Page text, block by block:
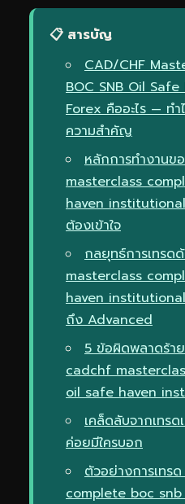
📋 สารบัญ
CAD/CHF
BOC SNB Oil
Forex คืออะไร — ท
ความสำคัญ
หลักการทำงาน
masterclass
haven
ต้องเข้าใจ
กลยุทธ์การเทร
masterclass
haven
ถึง Advanced
5 ข้อผิดพลาดร้าย
cadchf
oil safe haven
เคล็ดลับจากเทร
ค่อยมีใครบอก
ตัวอย่างการเทร
complete boc